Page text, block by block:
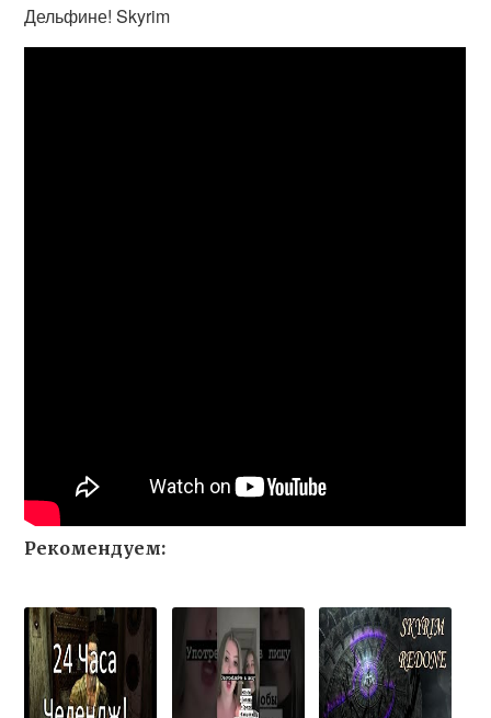
Дельфине! Skyrim
Рекомендуем: